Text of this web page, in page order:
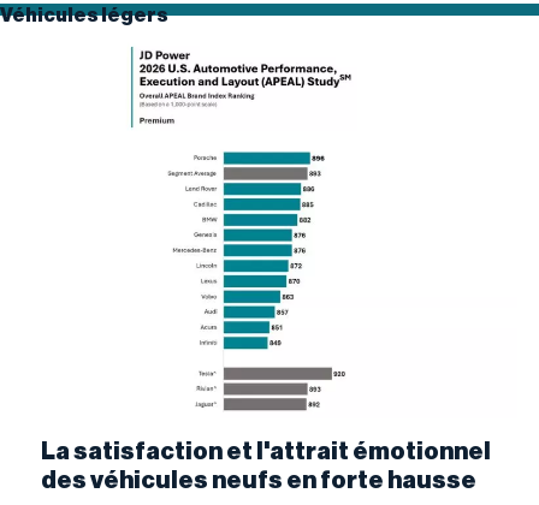
Véhicules légers
La satisfaction et l'attrait émotionnel
des véhicules neufs en forte hausse